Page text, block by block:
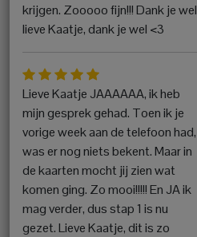
krijgen. Zooooo fijn!!! Dank je wel
lieve Kaatje, dank je wel <3
Lieve Kaatje JAAAAAA, ik heb
mijn gesprek gehad. Toen ik je
vorige week aan de telefoon had,
was er nog niets bekent. Maar in
de kaarten mocht jij zien wat
komen ging. Zo mooi!!!!! En JA ik
mag verder, dus stap 1 is nu
gezet. Lieve Kaatje, dit is zo